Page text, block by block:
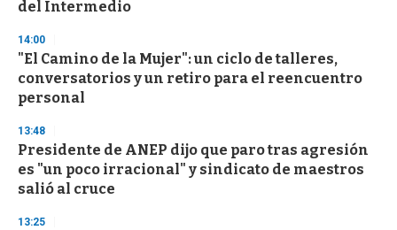
del Intermedio
14:00
"El Camino de la Mujer": un ciclo de talleres,
conversatorios y un retiro para el reencuentro
personal
13:48
Presidente de ANEP dijo que paro tras agresión
es "un poco irracional" y sindicato de maestros
salió al cruce
13:25